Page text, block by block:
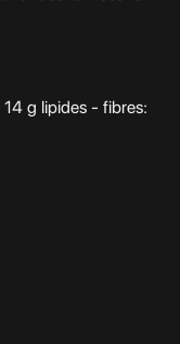
g lipides - fibres: